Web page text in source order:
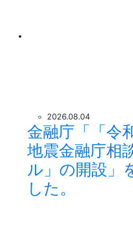
2026.08.04
金融庁「「令
地震金融庁相
ル」の開設」
した。